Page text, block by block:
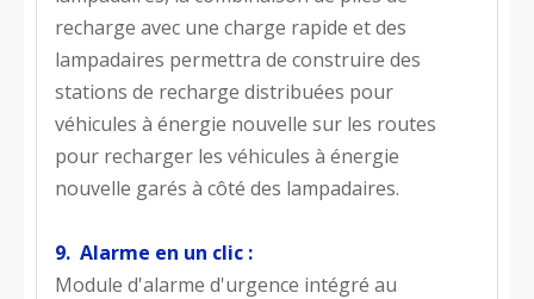
recharge avec une charge rapide et des
lampadaires permettra de construire des
stations de recharge distribuées pour
véhicules à énergie nouvelle sur les routes
pour recharger les véhicules à énergie
nouvelle garés à côté des lampadaires.
9. Alarme en un clic :
Module d'alarme d'urgence intégré au